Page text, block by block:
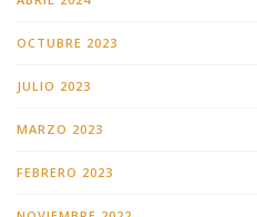
OCTUBRE 2023
JULIO 2023
MARZO 2023
FEBRERO 2023